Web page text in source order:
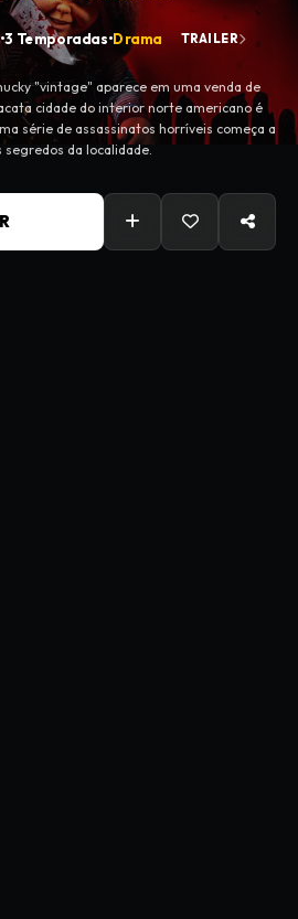
•3 Temporadas•Drama TRAILER
"vintage" aparece em uma venda de
cidade do interior norte americano é
série de assassinatos horríveis começa a
segredos da localidade.